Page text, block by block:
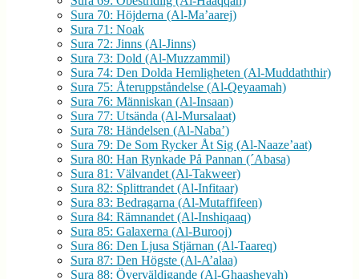
Sura 70: Höjderna (Al-Ma’aarej)
Sura 71: Noak
Sura 72: Jinns (Al-Jinns)
Sura 73: Dold (Al-Muzzammil)
Sura 74: Den Dolda Hemligheten (Al-Muddaththir)
Sura 75: Återuppståndelse (Al-Qeyaamah)
Sura 76: Människan (Al-Insaan)
Sura 77: Utsända (Al-Mursalaat)
Sura 78: Händelsen (Al-Naba’)
Sura 79: De Som Rycker Åt Sig (Al-Naaze’aat)
Sura 80: Han Rynkade På Pannan (´Abasa)
Sura 81: Välvandet (Al-Takweer)
Sura 82: Splittrandet (Al-Infitaar)
Sura 83: Bedragarna (Al-Mutaffifeen)
Sura 84: Rämnandet (Al-Inshiqaaq)
Sura 85: Galaxerna (Al-Burooj)
Sura 86: Den Ljusa Stjärnan (Al-Taareq)
Sura 87: Den Högste (Al-A’alaa)
Sura 88: Överväldigande (Al-Ghaasheyah)